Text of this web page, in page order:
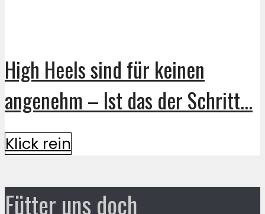
High Heels sind für keinen
angenehm – Ist das der Schritt...
Klick rein
Fütter uns doch